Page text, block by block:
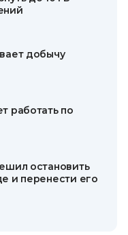
добычу
работать по
остановить
и перенести его